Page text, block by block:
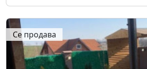
Се продава